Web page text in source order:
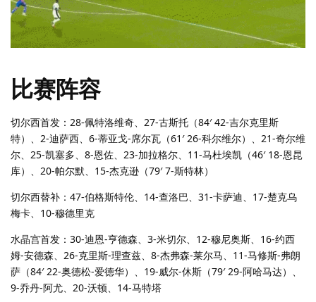
比赛阵容
切尔西首发：28-佩特洛维奇、27-古斯托（84′ 42-吉尔克里斯
特）、2-迪萨西、6-蒂亚戈-席尔瓦（61′ 26-科尔维尔）、21-奇尔维
尔、25-凯塞多、8-恩佐、23-加拉格尔、11-马杜埃凯（46′ 18-恩昆
库）、20-帕尔默、15-杰克逊（79′ 7-斯特林）
切尔西替补：47-伯格斯特伦、14-查洛巴、31-卡萨迪、17-楚克乌
梅卡、10-穆德里克
水晶宫首发：30-迪恩-亨德森、3-米切尔、12-穆尼奥斯、16-约西
姆-安德森、26-克里斯-理查兹、8-杰弗森-莱尔马、11-马修斯-弗朗
萨（84′ 22-奥德松-爱德华）、19-威尔-休斯（79′ 29-阿哈马达）、
9-乔丹-阿尤、20-沃顿、14-马特塔